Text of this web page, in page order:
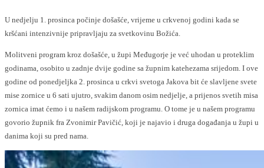
U nedjelju 1. prosinca počinje došašće, vrijeme u crkvenoj godini kada se
kršćani intenzivnije pripravljaju za svetkovinu Božića.
Molitveni program kroz došašće, u župi Međugorje je već uhodan u proteklim
godinama, osobito u zadnje dvije godine sa župnim katehezama srijedom. I ove
godine od ponedjeljka 2. prosinca u crkvi svetoga Jakova bit će slavljene svete
mise zornice u 6 sati ujutro, svakim danom osim nedjelje, a prijenos svetih misa
zornica imat ćemo i u našem radijskom programu. O tome je u našem programu
govorio župnik fra Zvonimir Pavičić, koji je najavio i druga događanja u župi u
danima koji su pred nama.